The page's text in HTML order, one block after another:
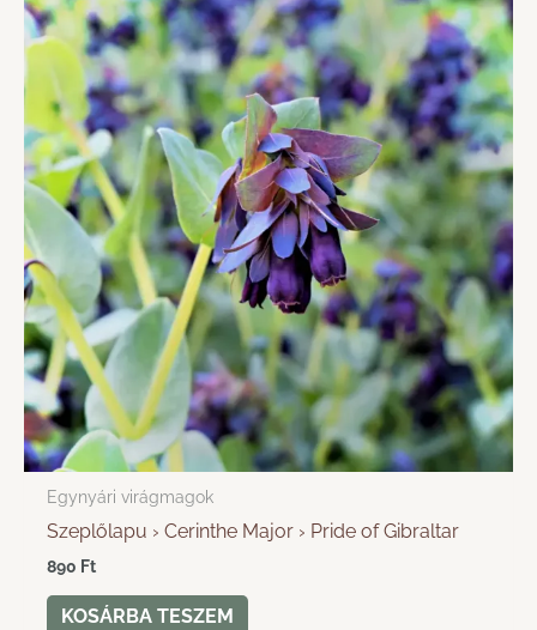
Egynyári virágmagok
Szeplőlapu › Cerinthe Major › Pride of Gibraltar
890 Ft
KOSÁRBA TESZEM